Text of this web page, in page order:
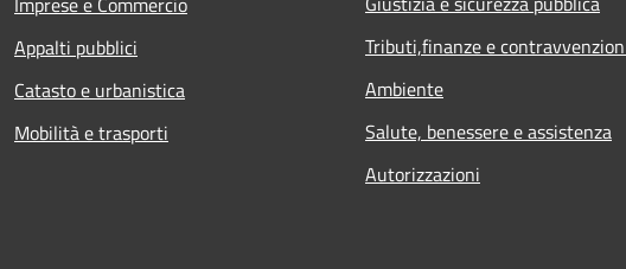
Appalti pubblici
Catasto e urbanistica
Mobilità e trasporti
Tributi,finanze e
Ambiente
Salute, benessere e assistenza
Autorizzazioni